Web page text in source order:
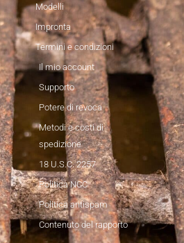
Modelli
Impronta
Termini e condizioni
Il mio account
Supporto
Potere di revoca
Metodi e costi di
spedizione
18 U.S.C. 2257
Politica NCC
Politica antispam
Contenuto del rapporto